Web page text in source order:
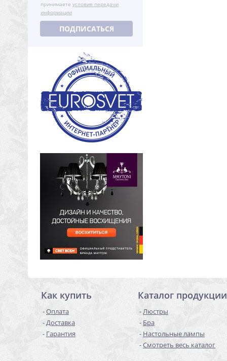
принимаете условия передачи
информации
ПОДПИСАТЬСЯ
Как купить
Оплата
Доставка
Гарантия
Каталог продукции
Люстры
Бра
Настольные лампы
Смотреть весь каталог